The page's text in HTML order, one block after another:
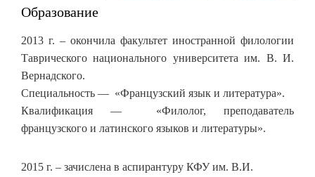
Образование
2013 г. – окончила факультет иностранной филологии
Таврического национального университета им. В. И.
Вернадского.
Специальность — «Французский язык и литература».
Квалификация — «Филолог, преподаватель
французского и латинского языков и литературы».
2015 г. – зачислена в аспирантуру КФУ им. В.И.